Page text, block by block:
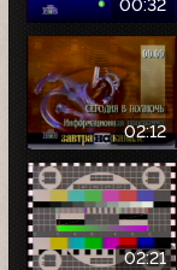
00:32
02:12
02:21